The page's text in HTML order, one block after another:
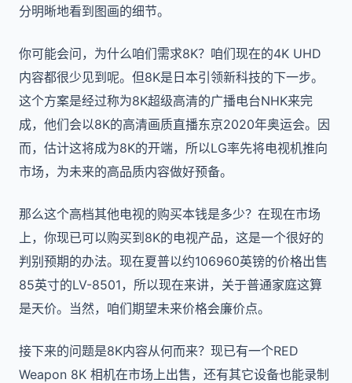
分明晰地看到图画的细节。
你可能会问，为什么咱们需求8K？咱们现在的4K UHD
内容都很少见到呢。但8K是日本引领新科技的下一步。
这个方案是经过称为8K超级高清的广播电台NHK来完
成，他们会以8K的高清画质直播东京2020年奥运会。因
而，估计这将成为8K的开端，所以LG率先将电视机推向
市场，为未来的高品质内容做好预备。
那么这个高档其他电视的购买本钱是多少？在现在市场
上，你现已可以购买到8K的电视产品，这是一个很好的
判别预期的办法。现在夏普以约106960英镑的价格出售
85英寸的LV-8501，所以现在来讲，关于普通家庭这算
是天价。当然，咱们期望未来价格会廉价点。
接下来的问题是8K内容从何而来？现已有一个RED
Weapon 8K 相机在市场上出售，还有其它设备也能录制